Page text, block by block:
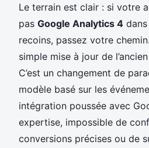
Le terrain est clair : si votre
pas Google Analytics 4
recoins, passez votre
simple mise à jour de
C’est un changement de
modèle basé sur les
intégration poussée avec
expertise, impossible de
conversions précises ou de